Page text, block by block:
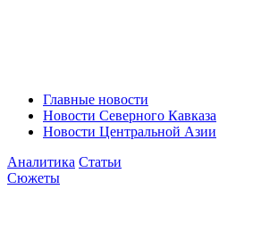
Главные новости
Новости Северного Кавказа
Новости Центральной Азии
Аналитика Статьи
Сюжеты